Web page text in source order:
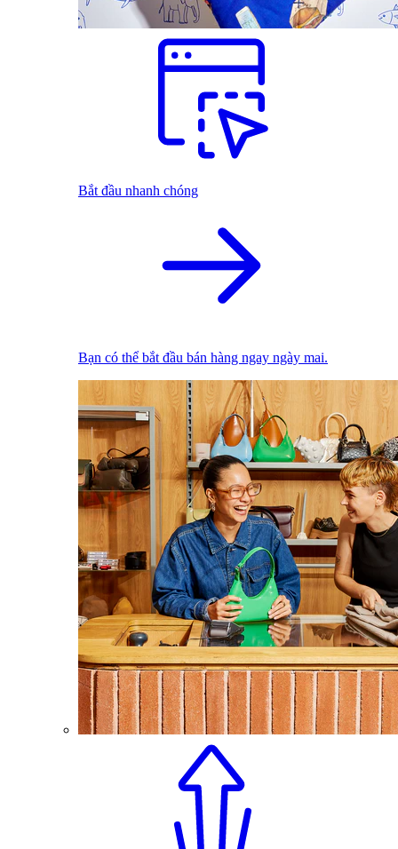
Bắt đầu nhanh chóng
Bạn có thể bắt đầu bán hàng ngay ngày mai.